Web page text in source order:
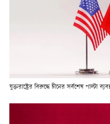
যুক্তরাষ্ট্রের বিরুদ্ধে চীনের সর্বশেষ পাল্টা